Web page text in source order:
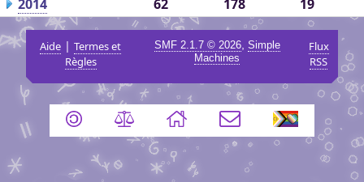
2014
62 178 19
Aide |Termes et
Règles
SMF 2.1.7 © 2026, Simple
Machines
Flux
RSS